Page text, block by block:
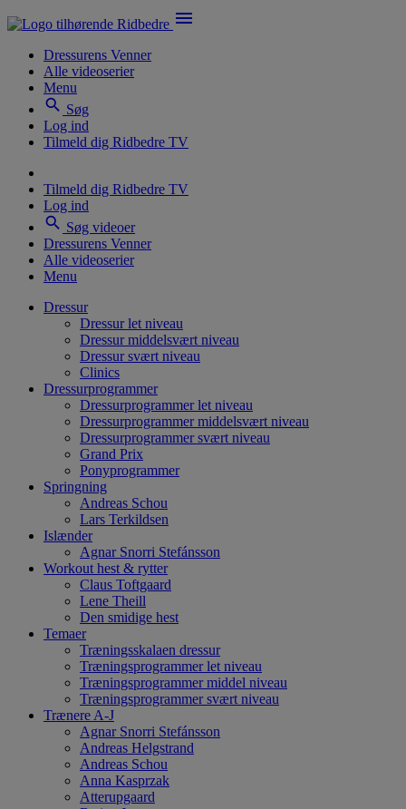
menu
Dressurens Venner
Alle videoserier
Menu
search Søg
Log ind
Tilmeld dig Ridbedre TV
Tilmeld dig Ridbedre TV
Log ind
search Søg videoer
Dressurens Venner
Alle videoserier
Menu
Dressur
Dressur let niveau
Dressur middelsvært niveau
Dressur svært niveau
Clinics
Dressurprogrammer
Dressurprogrammer let niveau
Dressurprogrammer middelsvært niveau
Dressurprogrammer svært niveau
Grand Prix
Ponyprogrammer
Springning
Andreas Schou
Lars Terkildsen
Islænder
Agnar Snorri Stefánsson
Workout hest & rytter
Claus Toftgaard
Lene Theill
Den smidige hest
Temaer
Træningsskalaen dressur
Træningsprogrammer let niveau
Træningsprogrammer middel niveau
Træningsprogrammer svært niveau
Trænere A-J
Agnar Snorri Stefánsson
Andreas Helgstrand
Andreas Schou
Anna Kasprzak
Atterupgaard